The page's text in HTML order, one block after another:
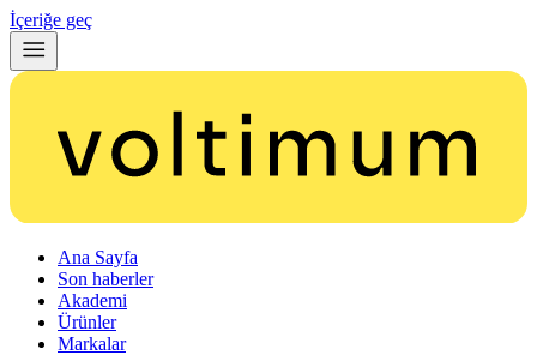
İçeriğe geç
Ana Sayfa
Son haberler
Akademi
Ürünler
Markalar